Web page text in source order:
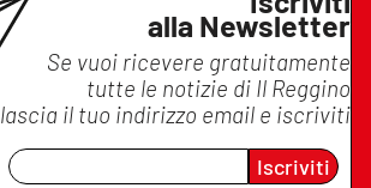
alla Newsletter
Se vuoi ricevere gratuitamente
tutte le notizie di Il Reggino
lascia il tuo indirizzo email e iscriviti
Iscriviti